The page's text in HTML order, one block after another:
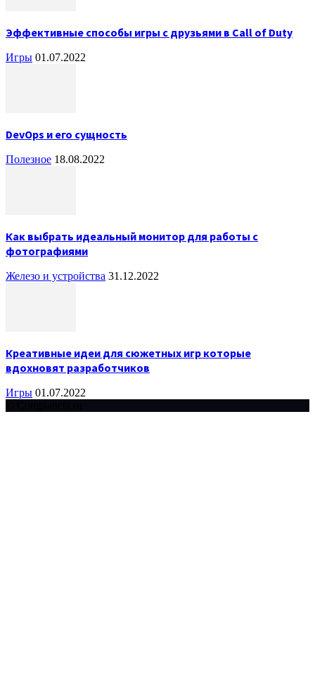
Эффективные способы игры с друзьями в Call of Duty
Игры 01.07.2022
DevOps и его сущность
Полезное 18.08.2022
Как выбрать идеальный монитор для работы с
фотографиями
Железо и устройства 31.12.2022
Креативные идеи для сюжетных игр которые
вдохновят разработчиков
Игры 01.07.2022